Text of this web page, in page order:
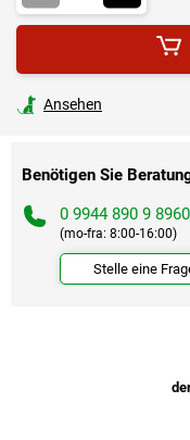
Ansehen
Benötigen Sie
0 9944 890 9 8960
(mo-fra: 8:00-16:00)
Stelle eine